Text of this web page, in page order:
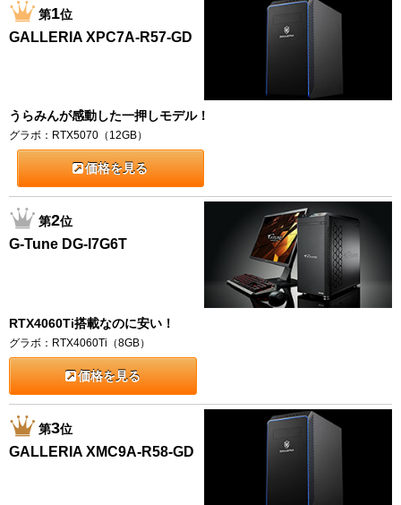
第1位
GALLERIA XPC7A-R57-GD
うらみんが感動した一押しモデル！
グラボ：RTX5070（12GB）
価格を見る
第2位
G-Tune DG-I7G6T
RTX4060Ti搭載なのに安い！
グラボ：RTX4060Ti（8GB）
価格を見る
第3位
GALLERIA XMC9A-R58-GD